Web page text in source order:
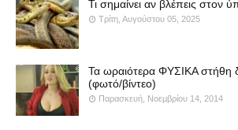
Τι σημαίνει αν βλέπεις στον
Τρίτη, Αυγούστου 05, 2025
Τα ωραιότερα ΦΥΣΙΚΑ στήθη
(φωτό/βίντεο)
Παρασκευή, Νοεμβρίου 14, 2014